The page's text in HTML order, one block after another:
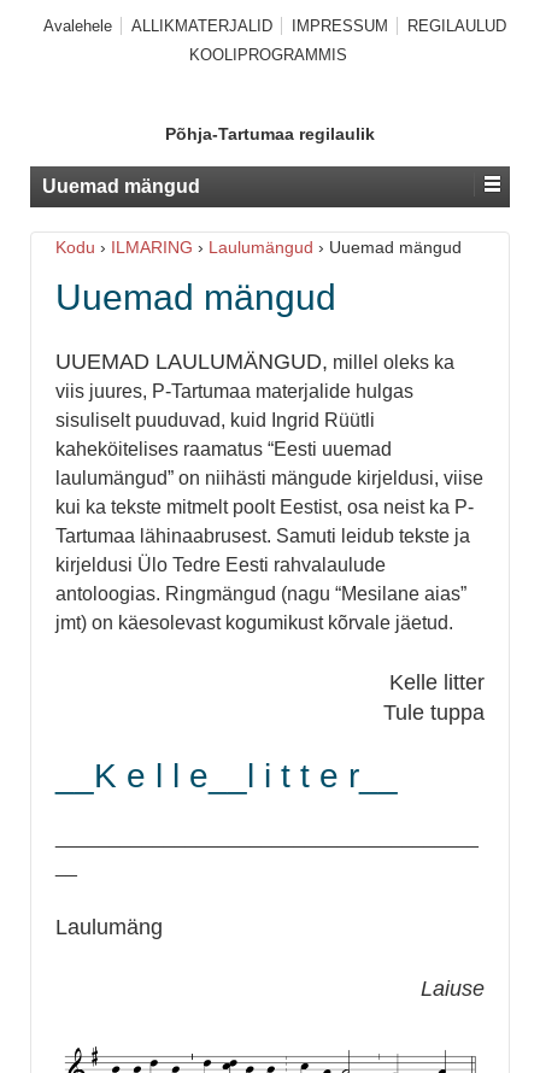
Avalehele ALLIKMATERJALID IMPRESSUM
REGILAULUD
KOOLIPROGRAMMIS
Põhja-Tartumaa regilaulik
Uuemad mängud
Kodu › ILMARING › Laulumängud › Uuemad mängud
Uuemad mängud
UUEMAD LAULUMÄNGUD, millel oleks ka
viis juures, P-Tartumaa materjalide hulgas
sisuliselt puuduvad, kuid Ingrid Rüütli
kaheköitelises raamatus “Eesti uuemad
laulumängud” on niihästi mängude kirjeldusi, viise
kui ka tekste mitmelt poolt Eestist, osa neist ka P-
Tartumaa lähinaabrusest. Samuti leidub tekste ja
kirjeldusi Ülo Tedre Eesti rahvalaulude
antoloogias. Ringmängud (nagu “Mesilane aias”
jmt) on käesolevast kogumikust kõrvale jäetud.
Kelle litter
Tule tuppa
__K e l l e__l i t t e r__
Laulumäng
Laiuse